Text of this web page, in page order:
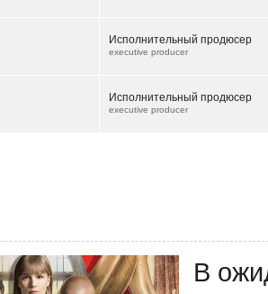
Исполнительный продюсер
executive producer
Исполнительный продюсер
executive producer
В